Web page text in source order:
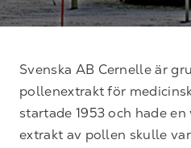
Svenska AB Cernelle är
pollenextrakt för
startade 1953 och hade
extrakt av pollen skulle